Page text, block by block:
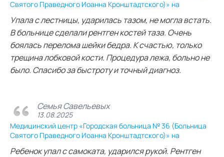
Святого Праведного Иоанна Кронштадтского)» на
Упала с лестницы, ударилась тазом, не могла встать.
В больнице сделали рентген костей таза. Очень
боялась перелома шейки бедра. К счастью, только
трещина лобковой кости. Процедура лежа, больно не
было. Спасибо за быстроту и точный диагноз.
Семья Савельевых
13.08.2025
Медицинский центр «Городская больница № 36 (Больница
Святого Праведного Иоанна Кронштадтского)» на
Ребенок упал с самоката, ударился рукой. Рентген